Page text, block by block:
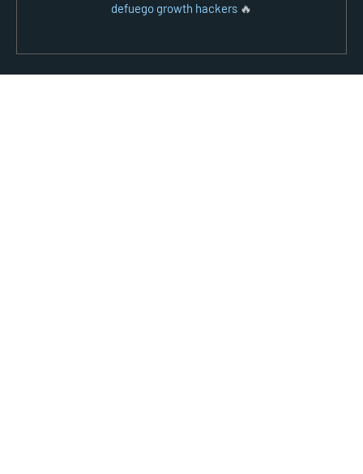
defuego growth hackers 🔥